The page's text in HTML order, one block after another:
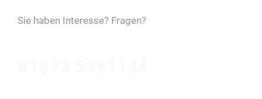
Sie haben Interesse? Fragen?